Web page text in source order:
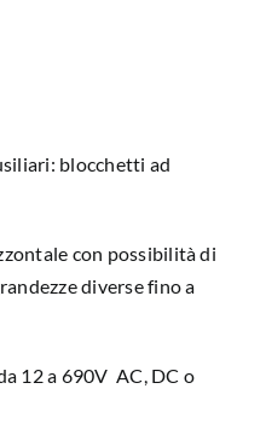
blocchetti ad
con possibilità di
diverse fino a
12 a 690V AC, DC o